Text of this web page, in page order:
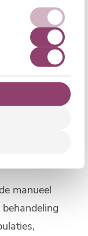
toekomst is.
manuele
gesprek
gekeken
en de
manueel